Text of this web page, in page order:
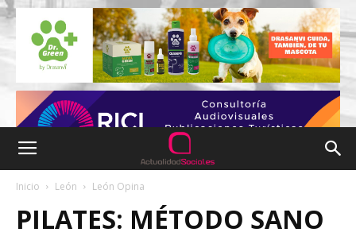
Inicio León León Opina
PILATES: MÉTODO SANO